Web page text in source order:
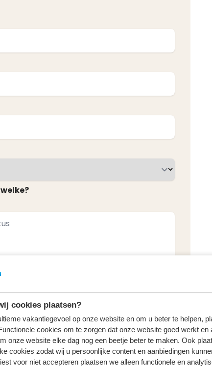
cookies plaatsen?
vakantiegevoel op onze website en om u beter te helpen,
cookies om te zorgen dat onze website goed werkt en
onze website elke dag nog een beetje beter te maken. Ook
cookies zodat wij u persoonlijke content en aanbiedingen
voor niet accepteren plaatsen we alleen functionele en